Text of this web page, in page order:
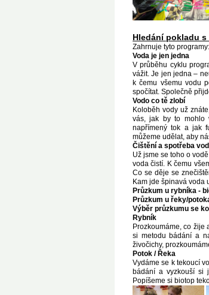
Hledání pokladu
Zahrnuje tyto programy:
Voda je jen jedna
V průběhu cyklu
vážit. Je jen jedna –
k čemu všemu vodu
spočítat. Společně
Vodo co tě zlobí
Koloběh vody už
vás, jak by to mohlo
napřímený tok a jak
můžeme udělat, aby
Čištění a spotřeba
Už jsme se toho o
voda čistí. K čemu
Co se děje se
Kam jde špinavá voda
Průzkum u rybníka -
Průzkum u řeky/
Výběr průzkumu se
Rybník
Prozkoumáme, co žije
si metodu bádání a
živočichy,
Potok / Řeka
Vydáme se k tekoucí
bádání a vyzkouší si
Popíšeme si biotop